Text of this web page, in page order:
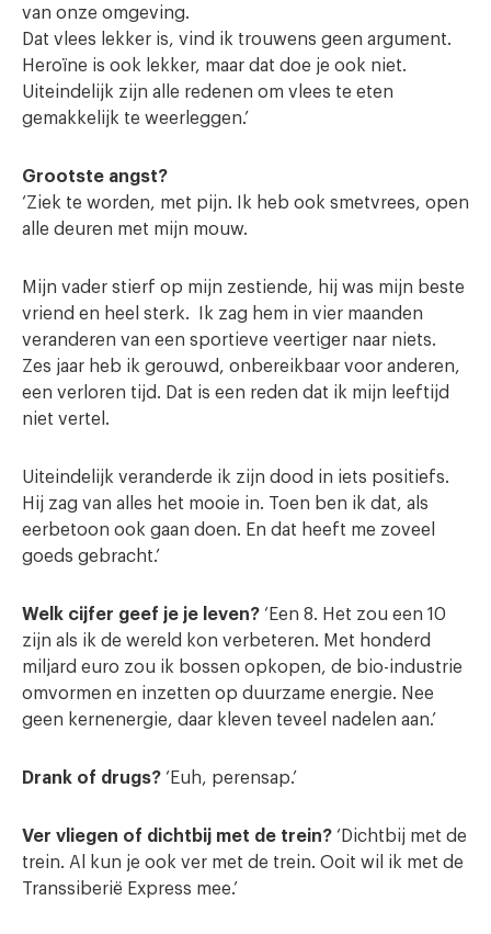
van onze omgeving.
Dat vlees lekker is, vind ik trouwens geen argument.
Heroïne is ook lekker, maar dat doe je ook niet.
Uiteindelijk zijn alle redenen om vlees te eten
gemakkelijk te weerleggen.’
Grootste angst?
‘Ziek te worden, met pijn. Ik heb ook smetvrees, open
alle deuren met mijn mouw.
Mijn vader stierf op mijn zestiende, hij was mijn beste
vriend en heel sterk. Ik zag hem in vier maanden
veranderen van een sportieve veertiger naar niets.
Zes jaar heb ik gerouwd, onbereikbaar voor anderen,
een verloren tijd. Dat is een reden dat ik mijn leeftijd
niet vertel.
Uiteindelijk veranderde ik zijn dood in iets positiefs.
Hij zag van alles het mooie in. Toen ben ik dat, als
eerbetoon ook gaan doen. En dat heeft me zoveel
goeds gebracht.’
Welk cijfer geef je je leven? ‘Een 8. Het zou een 10
zijn als ik de wereld kon verbeteren. Met honderd
miljard euro zou ik bossen opkopen, de bio-industrie
omvormen en inzetten op duurzame energie. Nee
geen kernenergie, daar kleven teveel nadelen aan.’
Drank of drugs? ‘Euh, perensap.’
Ver vliegen of dichtbij met de trein? ‘Dichtbij met de
trein. Al kun je ook ver met de trein. Ooit wil ik met de
Transsiberië Express mee.’